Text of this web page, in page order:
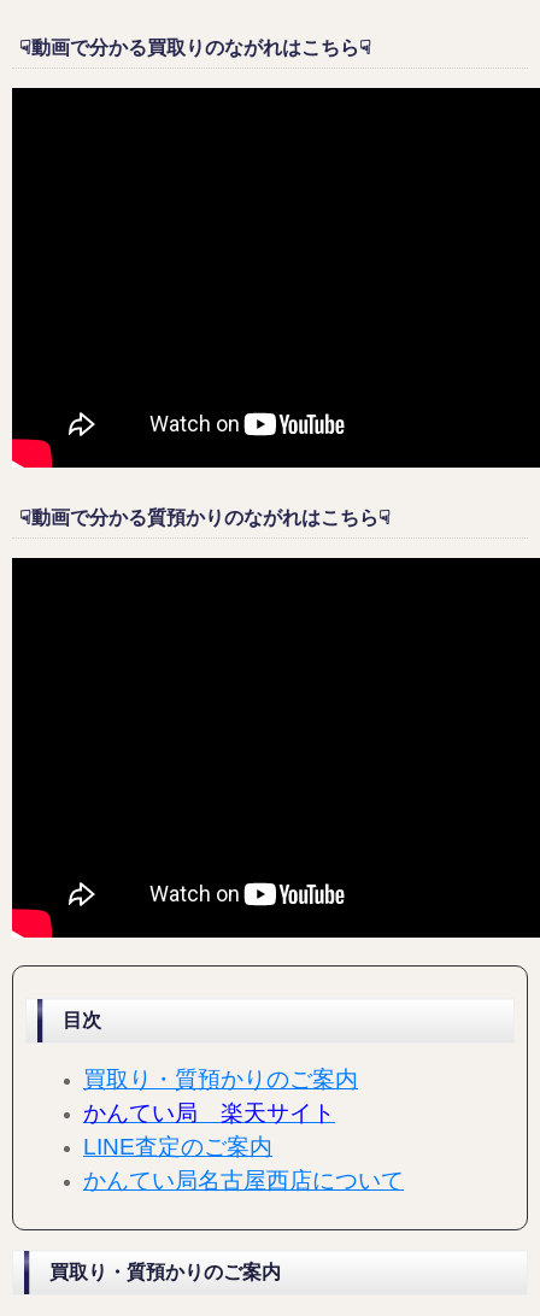
☟動画で分かる買取りのながれはこちら☟
☟動画で分かる質預かりのながれはこちら☟
目次
買取り・質預かりのご案内
かんてい局 楽天サイト
LINE査定のご案内
かんてい局名古屋西店について
買取り・質預かりのご案内